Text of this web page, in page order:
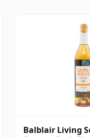
Balblair Living